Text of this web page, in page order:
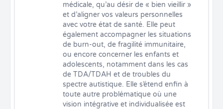
médicale, qu’au désir de « bien vieillir »
et d’aligner vos valeurs personnelles
avec votre état de santé. Elle peut
également accompagner les situations
de burn-out, de fragilité immunitaire,
ou encore concerner les enfants et
adolescents, notamment dans les cas
de TDA/TDAH et de troubles du
spectre autistique. Elle s’étend enfin à
toute autre problématique où une
vision intégrative et individualisée est